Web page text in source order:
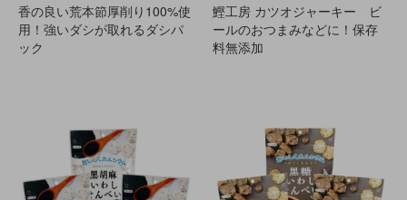
香の良い荒本節厚削り100%使
用！強いダシが取れるダシパ
ック
鰹工房 カツオジャーキー ビ
ールのおつまみなどに！保存
料無添加